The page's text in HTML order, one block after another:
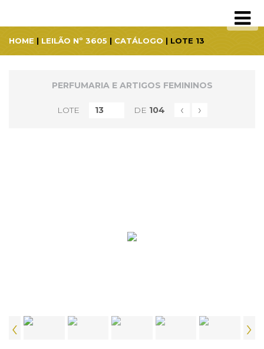
HOME | LEILÃO Nº 3605 | CATÁLOGO | LOTE 13
PERFUMARIA E ARTIGOS FEMININOS
LOTE DE 104 ‹ ›
‹ ›